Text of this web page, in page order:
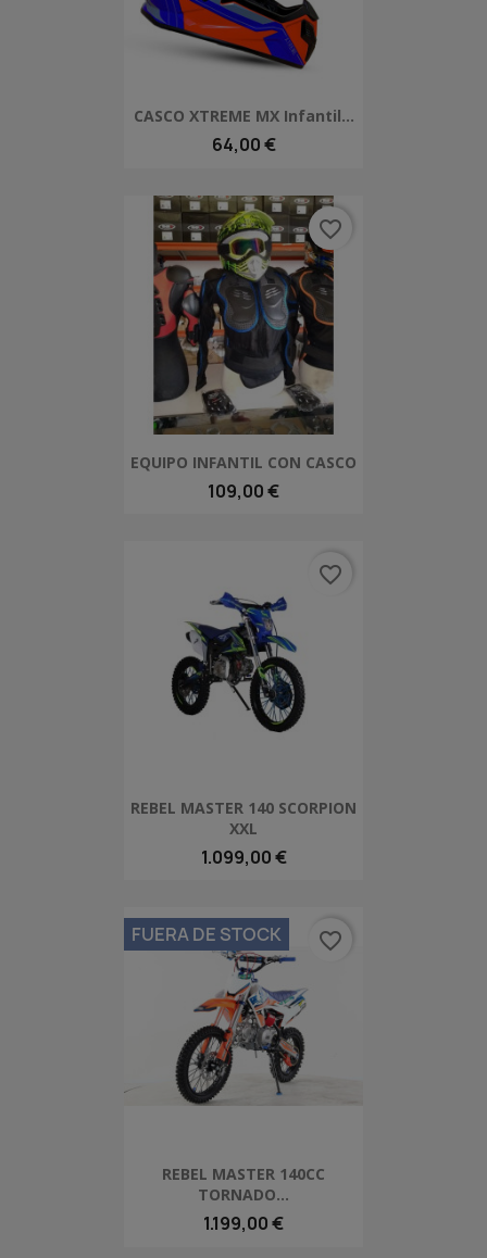
CASCO XTREME MX Infantil...
64,00 €
EQUIPO INFANTIL CON CASCO
109,00 €
favorite_border
REBEL MASTER 140 SCORPION
XXL
1.099,00 €
favorite_border
REBEL MASTER 140CC
TORNADO...
1.199,00 €
FUERA DE STOCK favorite_border